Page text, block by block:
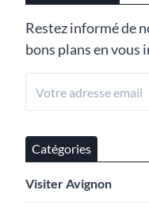
Restez informé de
bons plans en
Catégories
Visiter Avignon